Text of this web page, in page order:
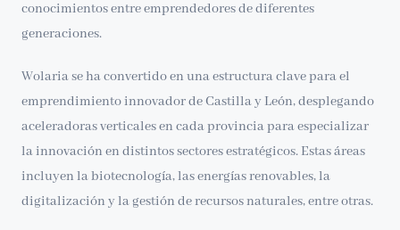
conocimientos entre emprendedores de diferentes
generaciones.
Wolaria se ha convertido en una estructura clave para el
emprendimiento innovador de Castilla y León, desplegando
aceleradoras verticales en cada provincia para especializar
la innovación en distintos sectores estratégicos. Estas áreas
incluyen la biotecnología, las energías renovables, la
digitalización y la gestión de recursos naturales, entre otras.